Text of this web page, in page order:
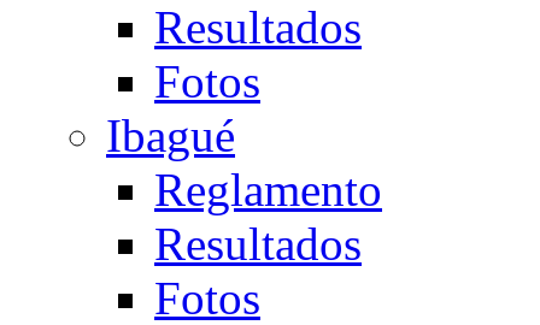
Resultados
Fotos
Ibagué
Reglamento
Resultados
Fotos